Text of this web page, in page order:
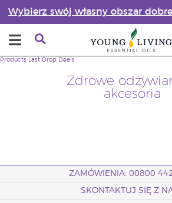
Wybierz swój własny obszar
Zdrowe
akcesoria
Products Last Drop Deals
ZAMÓWIENIA: 00800
SKONTAKTUJ SIĘ Z